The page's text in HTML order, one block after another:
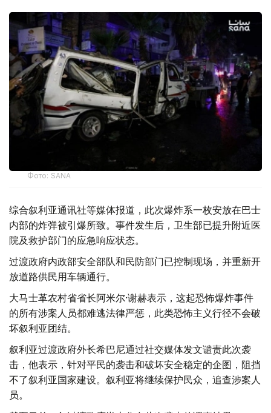
Фото: SANA
综合叙利亚通讯社等媒体报道，此次爆炸系一枚安放在巴士
内部的炸弹被引爆所致。事件发生后，卫生部已提升附近医
院及救护部门的应急响应状态。
过渡政府内政部安全部队和民防部门已控制现场，并重新开
放道路供民用车辆通行。
大马士革农村省省长阿米尔·谢赫表示，这起恐怖爆炸事件
的所有涉案人员都难逃法律严惩，此类恐怖主义行径不会破
坏叙利亚团结。
叙利亚过渡政府外长希巴尼通过社交媒体发文谴责此次袭
击，他表示，针对平民的袭击和破坏安全稳定的企图，阻挡
不了叙利亚国家建设。叙利亚将继续保护民众，追查涉案人
员。